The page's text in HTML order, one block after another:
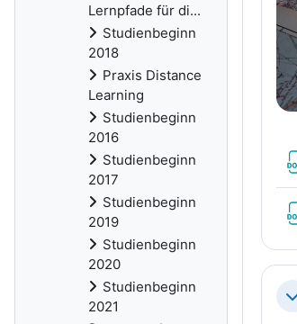
Lernpfade für di...
Studienbeginn
2018
Praxis Distance
Learning
Studienbeginn
2016
Studienbeginn
2017
Studienbeginn
2019
Studienbeginn
2020
Studienbeginn
2021